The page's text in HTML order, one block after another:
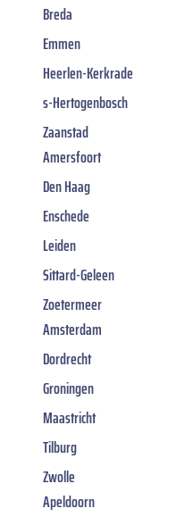
Breda
Emmen
Heerlen-Kerkrade
s-Hertogenbosch
Zaanstad
Amersfoort
Den Haag
Enschede
Leiden
Sittard-Geleen
Zoetermeer
Amsterdam
Dordrecht
Groningen
Maastricht
Tilburg
Zwolle
Apeldoorn